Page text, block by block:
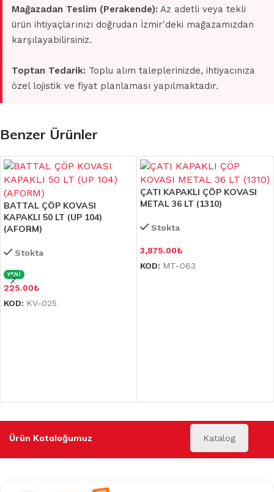
Mağazadan Teslim (Perakende): Az adetli veya tekli
ürün ihtiyaçlarınızı doğrudan İzmir'deki mağazamızdan
karşılayabilirsiniz.
Toptan Tedarik: Toplu alım taleplerinizde, ihtiyacınıza
özel lojistik ve fiyat planlaması yapılmaktadır.
Benzer Ürünler
BATTAL ÇÖP KOVASI
KAPAKLI 50 LT (UP 104)
(AFORM)
Stokta
YENİ
225.00₺
KOD: KV-025
ÇATI KAPAKLI ÇÖP KOVASI
METAL 36 LT (1310)
Stokta
3,875.00₺
KOD: MT-063
Ürün Kataloğumuz Katalog